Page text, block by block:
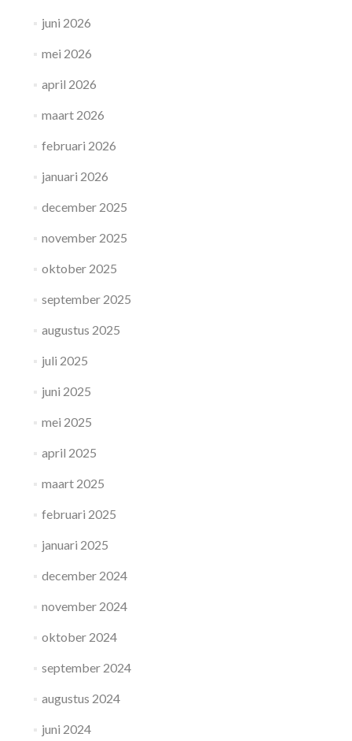
juni 2026
mei 2026
april 2026
maart 2026
februari 2026
januari 2026
december 2025
november 2025
oktober 2025
september 2025
augustus 2025
juli 2025
juni 2025
mei 2025
april 2025
maart 2025
februari 2025
januari 2025
december 2024
november 2024
oktober 2024
september 2024
augustus 2024
juni 2024